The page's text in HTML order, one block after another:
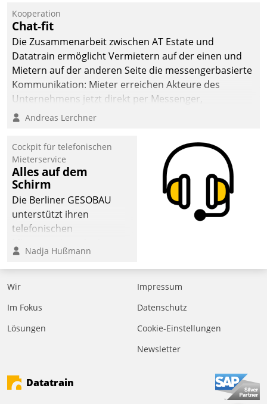
Kooperation
Chat-fit
Die Zusammenarbeit zwischen AT Estate und
Datatrain ermöglicht Vermietern auf der einen und
Mietern auf der anderen Seite die messengerbasierte
Kommunikation: Mieter erreichen Akteure des
Unternehmens jetzt direkt per Messenger,
Mitarbeiter oder Dienstleister empfangen oder
Andreas Lerchner
Cockpit für telefonischen
Mieterservice
Alles auf dem
Schirm
Die Berliner GESOBAU
unterstützt ihren
telefonischen
digitalen Cockpit, das
situationsbezogen
passende Fragen und
Eine intuitive
Dialogführung ermöglicht
effizienter zu bearbeiten.
Nadja Hußmann
Wir
Im Fokus
Lösungen
Impressum
Datenschutz
Cookie-Einstellungen
Newsletter
Datatrain